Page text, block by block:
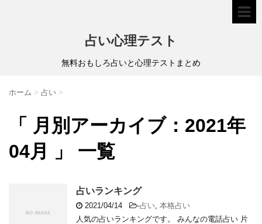
占い心理テスト
無料おもしろ占いと心理テストまとめ
ホーム > 占い >
「 月別アーカイブ：2021年
04月 」 一覧
占いランキング
2021/04/14 -占い 本格占い
人気の占いランキングです。 みんなの電話占い 片